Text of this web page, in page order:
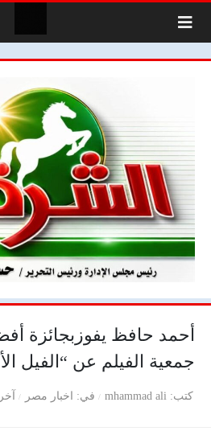
أحمد حافظ يفوزبجائزة
جمعية الفيلم عن “الفيل
كتب mhammad ali في اخبار مصر